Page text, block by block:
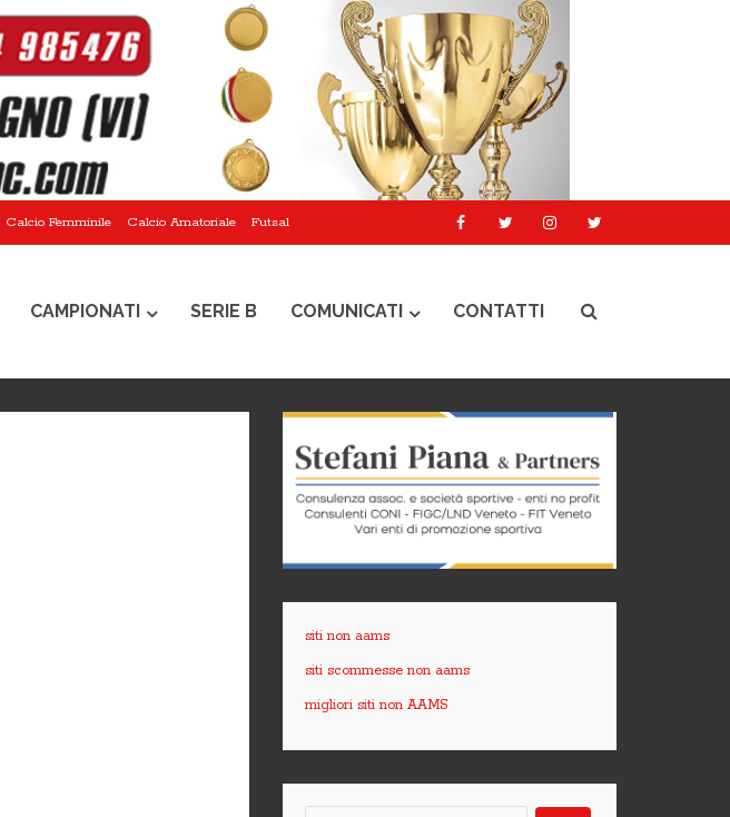
Calcio Femminile Calcio Amatoriale Futsal
CAMPIONATI SERIE B COMUNICATI CONTATTI
siti non aams
siti scommesse non aams
migliori siti non AAMS